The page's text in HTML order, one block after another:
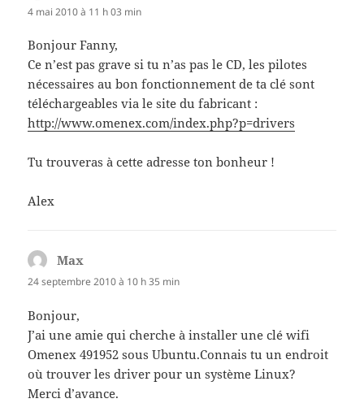
4 mai 2010 à 11 h 03 min
Bonjour Fanny,
Ce n’est pas grave si tu n’as pas le CD, les pilotes
nécessaires au bon fonctionnement de ta clé sont
téléchargeables via le site du fabricant :
http://www.omenex.com/index.php?p=drivers
Tu trouveras à cette adresse ton bonheur !
Alex
Max
24 septembre 2010 à 10 h 35 min
Bonjour,
J’ai une amie qui cherche à installer une clé wifi
Omenex 491952 sous Ubuntu.Connais tu un endroit
où trouver les driver pour un système Linux?
Merci d’avance.